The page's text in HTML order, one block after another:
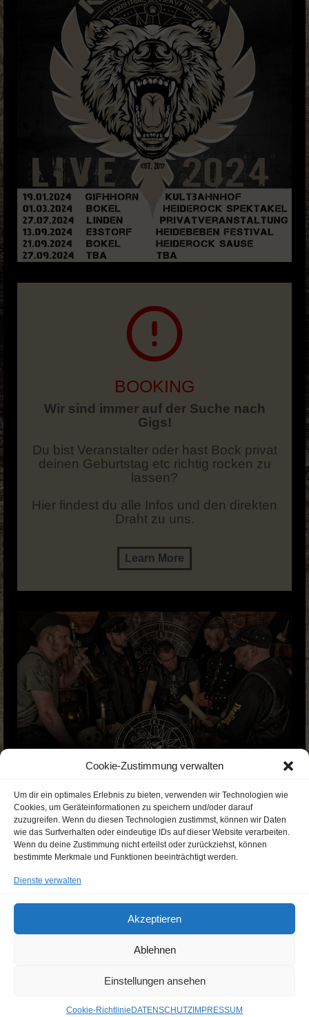
Cookie-Zustimmung verwalten
Um dir ein optimales Erlebnis zu bieten, verwenden wir Technologien wie
Cookies, um Geräteinformationen zu speichern und/oder darauf
zuzugreifen. Wenn du diesen Technologien zustimmst, können wir Daten
wie das Surfverhalten oder eindeutige IDs auf dieser Website verarbeiten.
Wenn du deine Zustimmung nicht erteilst oder zurückziehst, können
bestimmte Merkmale und Funktionen beeinträchtigt werden.
Dienste verwalten
Akzeptieren
Ablehnen
Einstellungen ansehen
Cookie-Richtlinie DATENSCHUTZ IMPRESSUM
BOOKING
Wir sind immer auf der Suche nach
Gigs!
Du bist Veranstalter oder hast Bock privat
deinen Geburtstag etc richtig rocken zu
lassen?
Hier findest du alle Infos und den direkten
Draht zu uns.
Learn More